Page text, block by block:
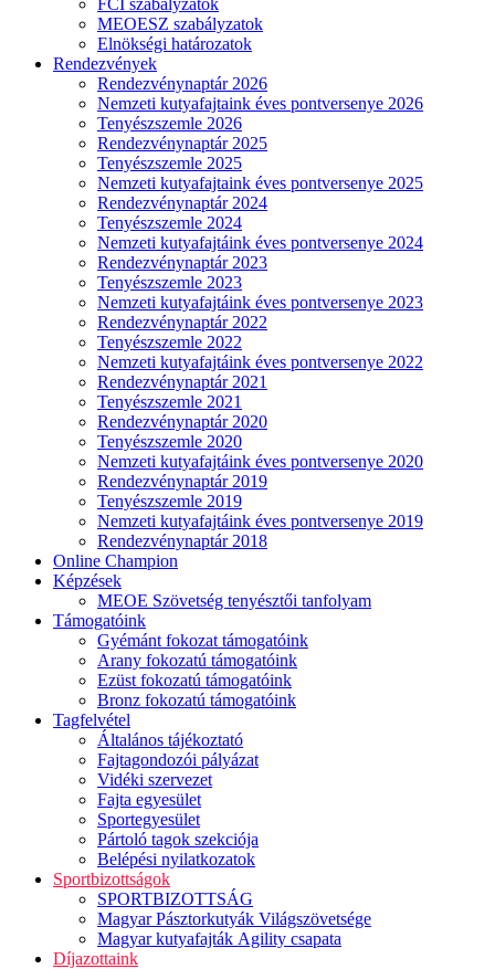
FCI szabályzatok
MEOESZ szabályzatok
Elnökségi határozatok
Rendezvények
Rendezvénynaptár 2026
Nemzeti kutyafajtaink éves pontversenye 2026
Tenyészszemle 2026
Rendezvénynaptár 2025
Tenyészszemle 2025
Nemzeti kutyafajtaink éves pontversenye 2025
Rendezvénynaptár 2024
Tenyészszemle 2024
Nemzeti kutyafajtáink éves pontversenye 2024
Rendezvénynaptár 2023
Tenyészszemle 2023
Nemzeti kutyafajtáink éves pontversenye 2023
Rendezvénynaptár 2022
Tenyészszemle 2022
Nemzeti kutyafajtáink éves pontversenye 2022
Rendezvénynaptár 2021
Tenyészszemle 2021
Rendezvénynaptár 2020
Tenyészszemle 2020
Nemzeti kutyafajtáink éves pontversenye 2020
Rendezvénynaptár 2019
Tenyészszemle 2019
Nemzeti kutyafajtáink éves pontversenye 2019
Rendezvénynaptár 2018
Online Champion
Képzések
MEOE Szövetség tenyésztői tanfolyam
Támogatóink
Gyémánt fokozat támogatóink
Arany fokozatú támogatóink
Ezüst fokozatú támogatóink
Bronz fokozatú támogatóink
Tagfelvétel
Általános tájékoztató
Fajtagondozói pályázat
Vidéki szervezet
Fajta egyesület
Sportegyesület
Pártoló tagok szekciója
Belépési nyilatkozatok
Sportbizottságok
SPORTBIZOTTSÁG
Magyar Pásztorkutyák Világszövetsége
Magyar kutyafajták Agility csapata
Díjazottaink